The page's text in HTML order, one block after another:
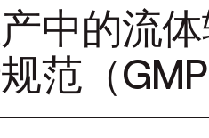
中的流
范（